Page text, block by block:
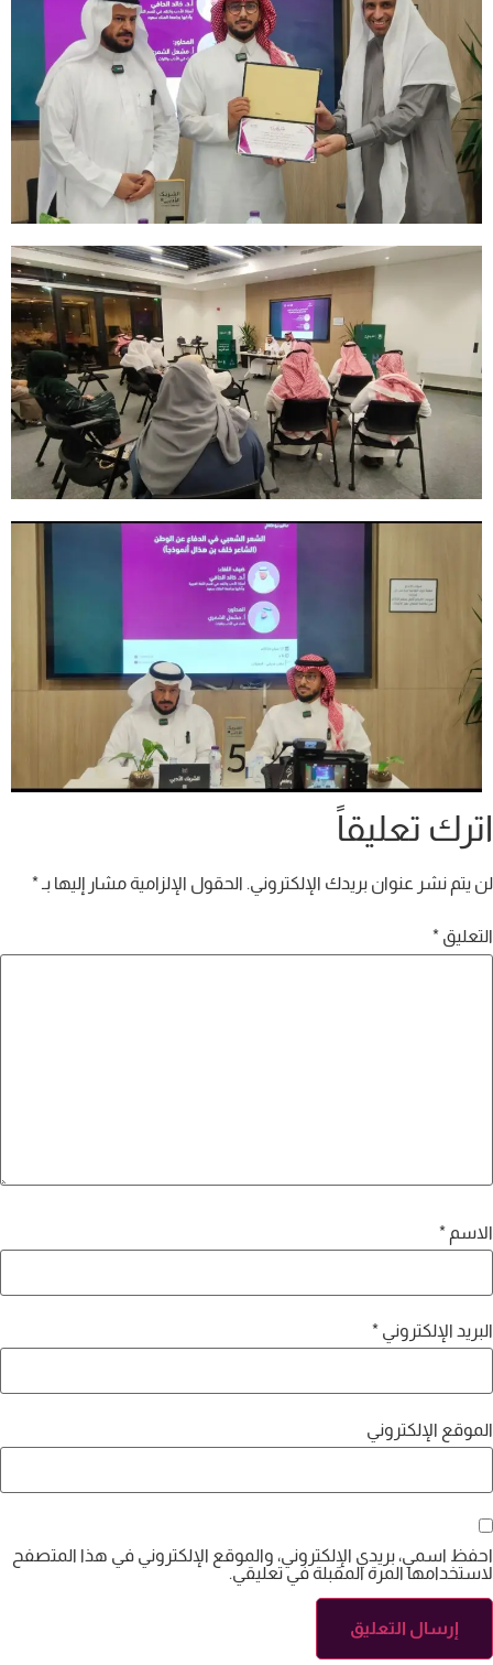
تعليقاً
نشر عنوان بريدك الإلكتروني.الحقول الإلزامية مشار إليها بـ*
*
*
الإلكتروني*
الإلكتروني
اسمي، بريدي الإلكتروني، والموقع الإلكتروني في هذا المتصفح
المرة المقبلة في تعليقي.